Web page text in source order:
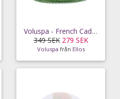
Voluspa - French Cade & Lavender Mini Glass Jar 50 tim
349 SEK 279 SEK
Voluspa från Ellos